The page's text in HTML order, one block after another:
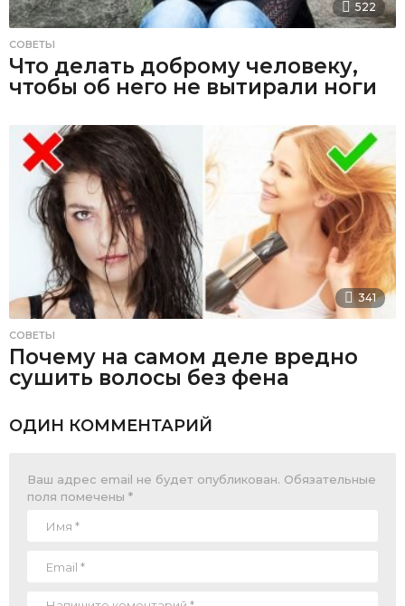
522
СОВЕТЫ
Что делать доброму человеку,
чтобы об него не вытирали ноги
341
СОВЕТЫ
Почему на самом деле вредно
сушить волосы без фена
ОДИН КОММЕНТАРИЙ
Ваш адрес email не будет опубликован. Обязательные
поля помечены *